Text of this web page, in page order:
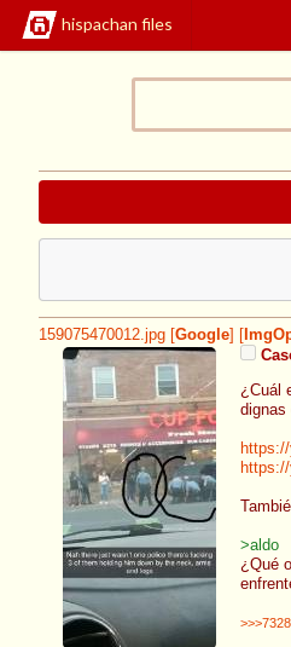
hispachan files
159075470012.jpg Google
¿Cuál
dignas
>aldo
¿Qué